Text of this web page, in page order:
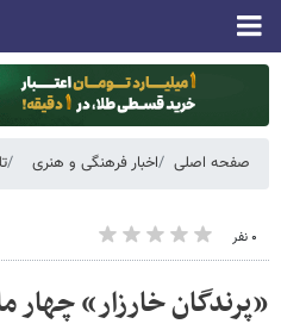
صفحه اصلی اخبار فرهنگی و هنری
۰ نفر
«پرندگان خارزار» چهار